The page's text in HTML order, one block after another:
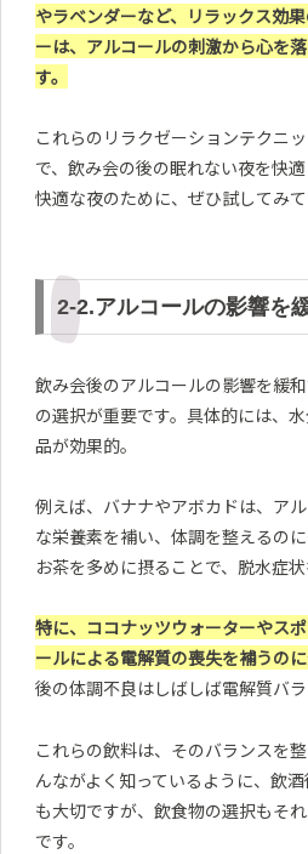
やラベンダーなど、リラックス効
ーは、アルコールの刺激から心を
す。
これらのリラクゼーションテクニ
で、飲み会の後の眠れない夜を快
快適な夜のために、ぜひ試してみて
2-2.アルコールの影響を
飲み会後のアルコールの影響を緩
の選択が重要です。具体的には、
品が効果的。
例えば、バナナやアボカドは、ア
な栄養素を補い、体調を整えるの
お茶を多めに摂ることで、脱水症
特に、ココナッツウォーターやス
ールによる電解質の喪失を補うのに
後の体調不良はしばしば電解質バ
これらの飲料は、そのバランスを
んながよく知っているように、飲
も大切ですが、飲食物の選択もそ
です。